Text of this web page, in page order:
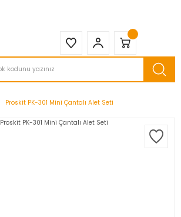
Proskit PK-301 Mini Çantalı Alet Seti